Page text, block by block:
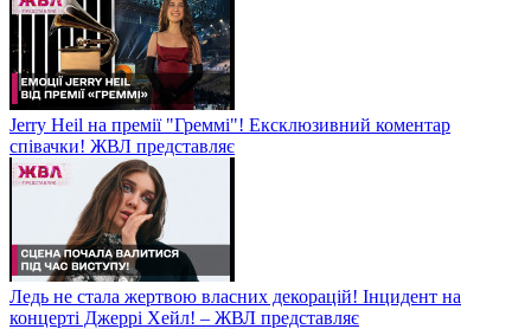
Jerry Heil на премії "Греммі"! Ексклюзивний коментар
співачки! ЖВЛ представляє
Ледь не стала жертвою власних декорацій! Інцидент на
концерті Джеррі Хейл! – ЖВЛ представляє